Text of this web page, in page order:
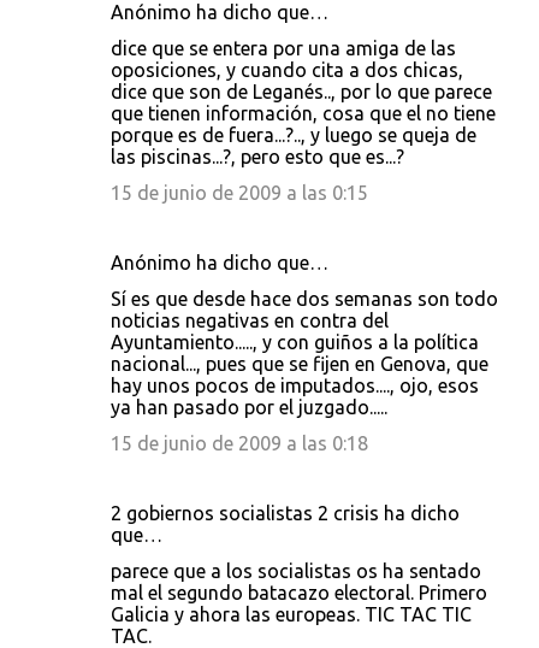
Anónimo ha dicho que…
dice que se entera por una amiga de las
oposiciones, y cuando cita a dos chicas,
dice que son de Leganés.., por lo que parece
que tienen información, cosa que el no tiene
porque es de fuera...?.., y luego se queja de
las piscinas...?, pero esto que es...?
15 de junio de 2009 a las 0:15
Anónimo ha dicho que…
Sí es que desde hace dos semanas son todo
noticias negativas en contra del
Ayuntamiento....., y con guiños a la política
nacional..., pues que se fijen en Genova, que
hay unos pocos de imputados...., ojo, esos
ya han pasado por el juzgado.....
15 de junio de 2009 a las 0:18
2 gobiernos socialistas 2 crisis ha dicho
que…
parece que a los socialistas os ha sentado
mal el segundo batacazo electoral. Primero
Galicia y ahora las europeas. TIC TAC TIC
TAC.